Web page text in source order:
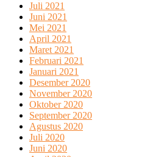
Juli 2021
Juni 2021
Mei 2021
April 2021
Maret 2021
Februari 2021
Januari 2021
Desember 2020
November 2020
Oktober 2020
September 2020
Agustus 2020
Juli 2020
Juni 2020